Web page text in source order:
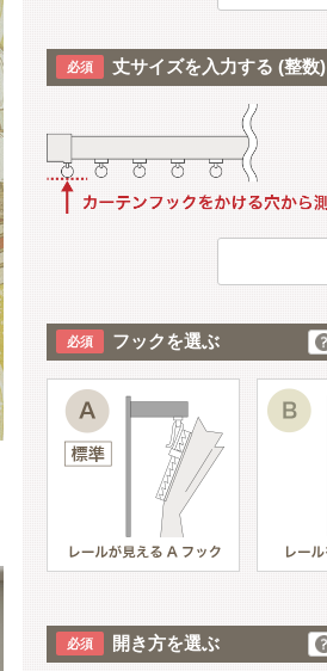
丈サイズを入力する (整数)
フックを選ぶ
開き方を選ぶ